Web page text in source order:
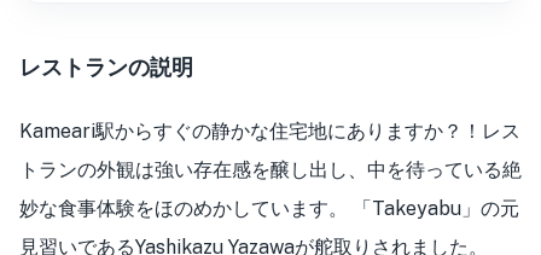
レストランの説明
Kameari駅からすぐの静かな住宅地にありますか？！レス
トランの外観は強い存在感を醸し出し、中を待っている絶
妙な食事体験をほのめかしています。 「Takeyabu」の元
見習いであるYashikazu Yazawaが舵取りされました。